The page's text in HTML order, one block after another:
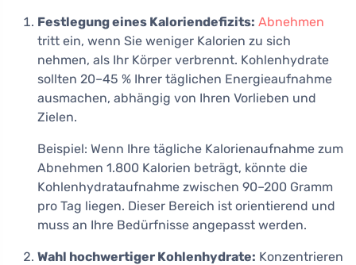
Festlegung eines Kaloriendefizits: Abnehmen
tritt ein, wenn Sie weniger Kalorien zu sich
nehmen, als Ihr Körper verbrennt. Kohlenhydrate
sollten 20–45 % Ihrer täglichen Energieaufnahme
ausmachen, abhängig von Ihren Vorlieben und
Zielen.
Beispiel: Wenn Ihre tägliche Kalorienaufnahme zum
Abnehmen 1.800 Kalorien beträgt, könnte die
Kohlenhydrataufnahme zwischen 90–200 Gramm
pro Tag liegen. Dieser Bereich ist orientierend und
muss an Ihre Bedürfnisse angepasst werden.
Wahl hochwertiger Kohlenhydrate: Konzentrieren